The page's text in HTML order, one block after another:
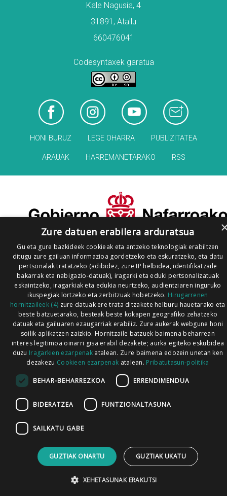
Kale Nagusia, 4
31891, Atallu
660476041
Codesyntaxek garatua
HONI BURUZ LEGE OHARRA PUBLIZITATEA
ARAUAK HARREMANETARAKO RSS
Zure datuen erabilera arduratsua
Gu eta gure bazkideek cookieak eta antzeko teknologiak erabiltzen
ditugu zure gailuan informazioa gordetzeko eta eskuratzeko, eta datu
pertsonalak tratatzeko (adibidez, zure IP helbidea, identifikatzaile
bakarrak eta nabigazio-datuak), iragarki eta eduki pertsonalizatuak
eskaintzeko, iragarkiak eta edukia neurtzeko, audientziaren inguruko
ikuspegiak lortzeko eta zerbitzuak hobetzeko. Hirugarrenen
hornitzaileek (4) zure datuak ere trata ditzakete helburu hauetarako eta
beste batzuetarako, besteak beste kokapen geografiko zehatzeko
datuak eta gailuaren ezaugarriak erabiliz. Zure aukerak webgune honi
soilik aplikatzen zaizkio. Hornitzaile batzuek baimena beharrean
interes legitimoa oinarri gisa erabil dezakete; aurka egiteko eskubidea
duzu Iragarkien ezarpenak atalean. Zure baimena edozein unetan ken
dezakezu Cookieen ezarpenak atalean. Pribatutasun-politika
BEHAR-BEHARREZKOA ERRENDIMENDUA
BIDERATZEA FUNTZIONALTASUNA
SAILKATU GABE
GUZTIAK ONARTU GUZTIAK UKATU
XEHETASUNAK ERAKUTSI